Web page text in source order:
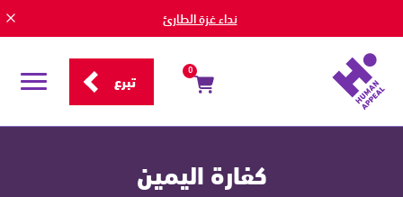
نداء غزة الطارئ
0 تبرع
قائمة
كفارة اليمين